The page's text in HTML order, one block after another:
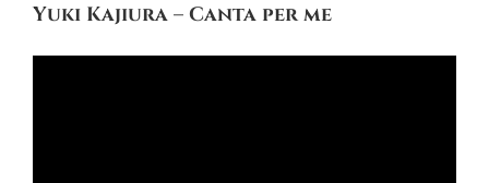
Yuki Kajiura – Canta per me